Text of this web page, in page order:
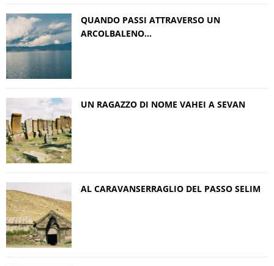
QUANDO PASSI ATTRAVERSO UN
ARCOLBALENO…
UN RAGAZZO DI NOME VAHEI A SEVAN
AL CARAVANSERRAGLIO DEL PASSO SELIM